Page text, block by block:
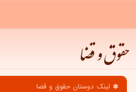
حقوق و قضا
لینک دوستان حقوق و قضا